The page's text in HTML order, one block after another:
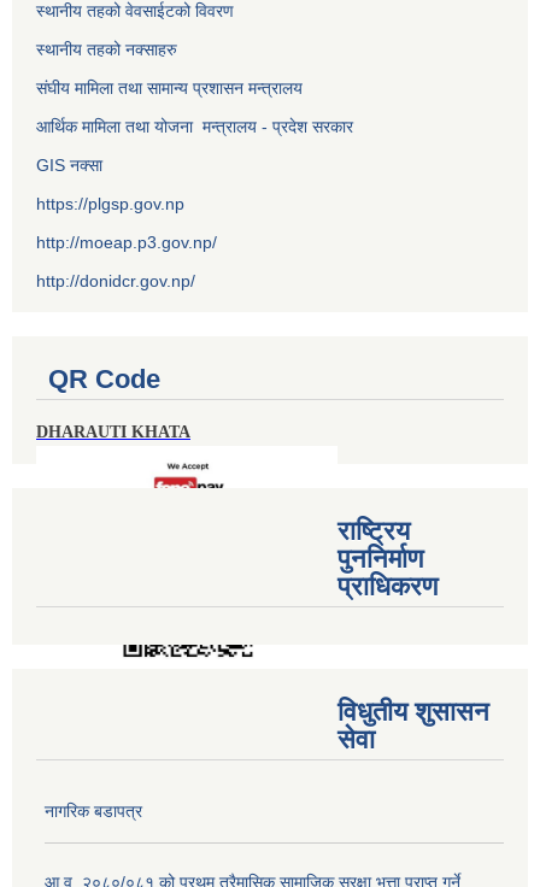
स्थानीय तहको वेवसाईटको विवरण
स्थानीय तहको नक्साहरु
संघीय मामिला तथा सामान्य प्रशासन मन्त्रालय
आर्थिक मामिला तथा योजना मन्त्रालय - प्रदेश सरकार
GIS नक्सा
https://plgsp.gov.np
http://moeap.p3.gov.np/
http://donidcr.gov.np/
QR Code
DHARAUTI KHATA
राष्ट्रिय
पुननिर्माण
प्राधिकरण
विधुतीय शुसासन
सेवा
नागरिक बडापत्र
आ.व. २०८०/०८१ को प्रथम त्रैमासिक सामाजिक सुरक्षा भत्ता प्राप्त गर्ने